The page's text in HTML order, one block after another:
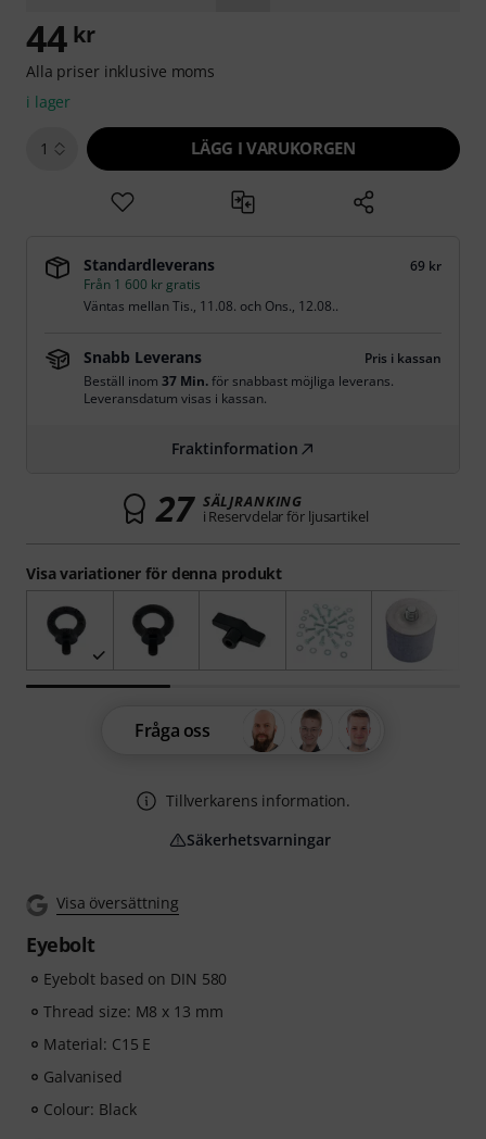
Visa översättning
Eyebolt
Eyebolt based on DIN 580
Thread size: M8 x 13 mm
Material: C15 E
Galvanised
Colour: Black
Visa variationer för denna produkt
44 kr
Alla priser inklusive moms
i lager
1 LÄGG I VARUKORGEN
Standardleverans
69 kr
Från 1 600 kr gratis
Väntas mellanTis., 11.08. och Ons., 12.08..
Snabb Leverans
Pris i kassan
Beställ inom 37 Min.för snabbast möjliga leverans.
Leveransdatum visas i kassan.
Fraktinformation
27 SÄLJRANKING
i Reservdelar för ljusartikel
Fråga oss
Tillverkarens information.
Säkerhetsvarningar